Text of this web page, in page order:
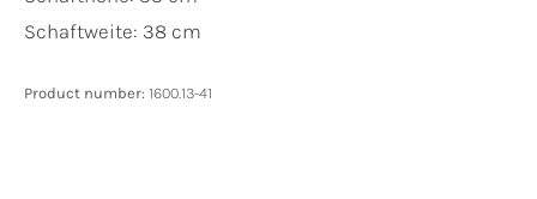
Schaftweite: 38 cm
Product number: 1600.13-41